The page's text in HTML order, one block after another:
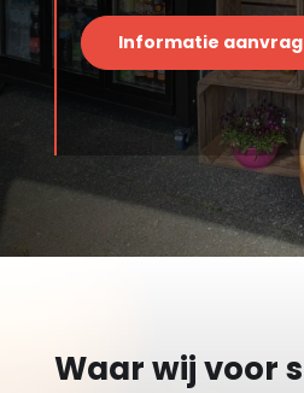
Informatie
Waar wij voor